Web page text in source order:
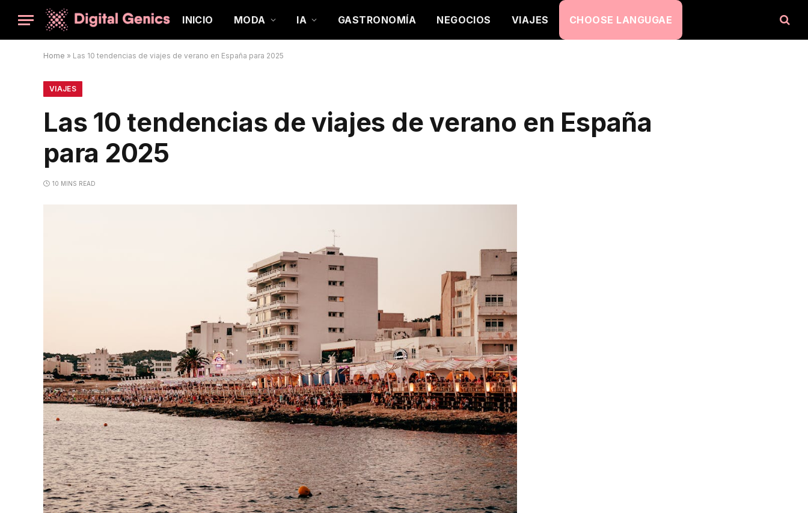
INICIO MODA IA GASTRONOMÍA NEGOCIOS VIAJES CHOOSE LANGUGAE
Home » Las 10 tendencias de viajes de verano en España para 2025
VIAJES
Las 10 tendencias de viajes de verano en España
para 2025
10 MINS READ